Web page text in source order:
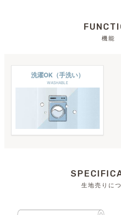
機能
洗濯OK（手洗い）
WASHABLE
生地売りに